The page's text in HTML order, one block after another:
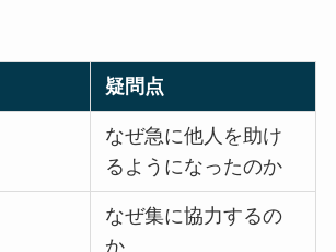
疑問点
なぜ急に他人を助け
るようになったのか
なぜ集に協力するの
か